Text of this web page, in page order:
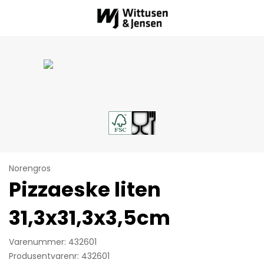
Norengros
Pizzaeske liten
31,3x31,3x3,5cm
Varenummer: 432601
Produsentvarenr: 432601